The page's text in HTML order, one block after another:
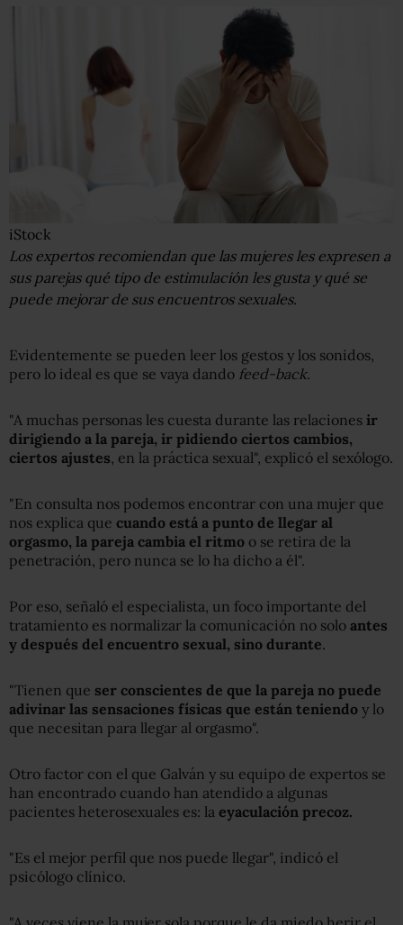
iStock
Los expertos recomiendan que las mujeres les expresen a
sus parejas qué tipo de estimulación les gusta y qué se
puede mejorar de sus encuentros sexuales.
Evidentemente se pueden leer los gestos y los sonidos,
pero lo ideal es que se vaya dando feed-back.
"A muchas personas les cuesta durante las relaciones ir
dirigiendo a la pareja, ir pidiendo ciertos cambios,
ciertos ajustes , en la práctica sexual", explicó el sexólogo.
"En consulta nos podemos encontrar con una mujer que
nos explica que cuando está a punto de llegar al
orgasmo, la pareja cambia el ritmo o se retira de la
penetración, pero nunca se lo ha dicho a él".
Por eso, señaló el especialista, un foco importante del
tratamiento es normalizar la comunicación no solo antes
y después del encuentro sexual, sino durante.
"Tienen que ser conscientes de que la pareja no puede
adivinar las sensaciones físicas que están teniendo y lo
que necesitan para llegar al orgasmo".
Otro factor con el que Galván y su equipo de expertos se
han encontrado cuando han atendido a algunas
pacientes heterosexuales es: la eyaculación precoz.
"Es el mejor perfil que nos puede llegar", indicó el
psicólogo clínico.